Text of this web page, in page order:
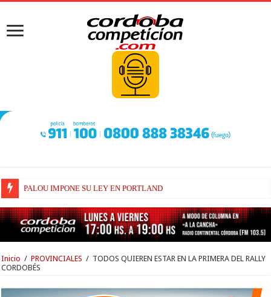
PALOU IMPONE SU LEY EN PORTLAND
BEZZECCHI LOGRÓ UN PODIO DE ENORME CARGA EMOTIVA
Inicio / PROVINCIALES / TODOS QUIEREN ESTAR EN LA PRIMERA DEL RALLY
CORDOBÉS